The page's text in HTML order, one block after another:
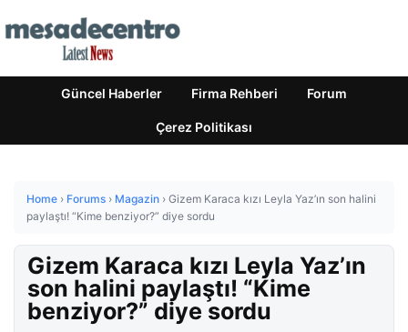
Güncel Haberler Firma Rehberi Forum
Çerez Politikası
Home › Forums › Magazin › Gizem Karaca kızı Leyla Yaz’ın son halini
paylaştı! “Kime benziyor?” diye sordu
Gizem Karaca kızı Leyla Yaz’ın
son halini paylaştı! “Kime
benziyor?” diye sordu